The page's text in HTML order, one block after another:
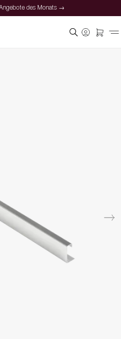
des Monats →